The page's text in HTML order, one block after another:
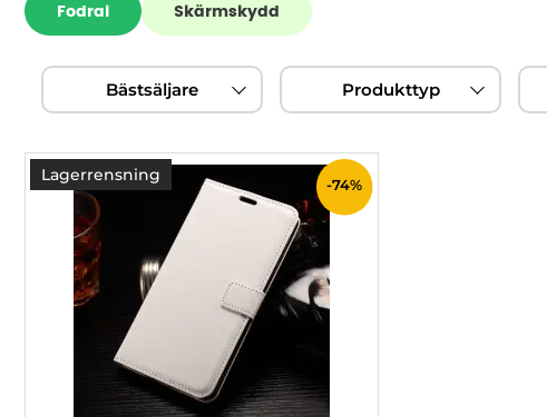
Fodral Skärmskydd
över
filtersektionen
Filtrera & sortera
Bästsäljare Produkttyp
produktlista
Lagerrensning
-74%